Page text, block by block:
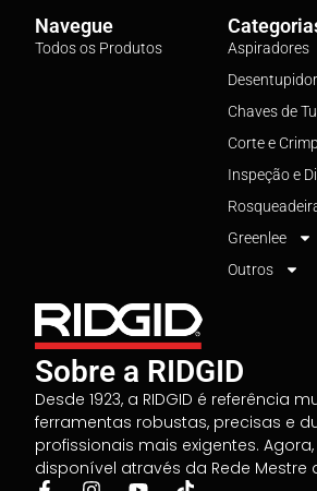
Sobre a RIDGID
Desde 1923, a RIDGID é referência
ferramentas robustas, precisas e
profissionais mais exigentes.
disponível através da Rede Mestre
Navegue
Todos os Produtos
Aspiradores
Chaves de
Corte e
Inspeção e
Greenlee
Outros